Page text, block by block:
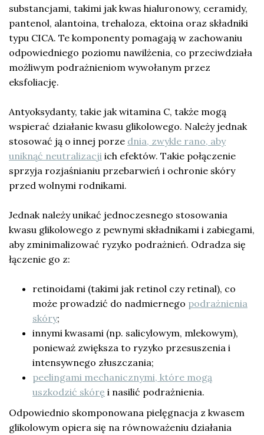
substancjami, takimi jak kwas hialuronowy, ceramidy,
pantenol, alantoina, trehaloza, ektoina oraz składniki
typu CICA. Te komponenty pomagają w zachowaniu
odpowiedniego poziomu nawilżenia, co przeciwdziała
możliwym podrażnieniom wywołanym przez
eksfoliację.
Antyoksydanty, takie jak witamina C, także mogą
wspierać działanie kwasu glikolowego. Należy jednak
stosować ją o innej porze dnia, zwykle rano, aby
uniknąć neutralizacji ich efektów. Takie połączenie
sprzyja rozjaśnianiu przebarwień i ochronie skóry
przed wolnymi rodnikami.
Jednak należy unikać jednoczesnego stosowania
kwasu glikolowego z pewnymi składnikami i zabiegami,
aby zminimalizować ryzyko podrażnień. Odradza się
łączenie go z:
retinoidami (takimi jak retinol czy retinal), co
może prowadzić do nadmiernego podrażnienia
skóry;
innymi kwasami (np. salicylowym, mlekowym),
ponieważ zwiększa to ryzyko przesuszenia i
intensywnego złuszczania;
peelingami mechanicznymi, które mogą
uszkodzić skórę i nasilić podrażnienia.
Odpowiednio skomponowana pielęgnacja z kwasem
glikolowym opiera się na równoważeniu działania